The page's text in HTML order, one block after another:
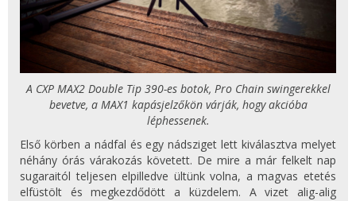
A CXP MAX2 Double Tip 390-es botok, Pro Chain swingerekkel
bevetve, a MAX1 kapásjelzőkön várják, hogy akcióba
léphessenek.
Első körben a nádfal és egy nádsziget lett kiválasztva melyet
néhány órás várakozás követett. De mire a már felkelt nap
sugaraitól teljesen elpilledve ültünk volna, a magvas etetés
elfüstölt és megkezdődött a küzdelem. A vizet alig-alig